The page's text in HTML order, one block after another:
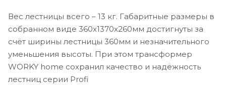
Вес лестницы всего – 13 кг. Габаритные размеры в
собранном виде 360х1370х260мм достигнуты за
счёт ширины лестницы 360мм и незначительного
уменьшения высоты. При этом трансформер
WORKY home сохранил качество и надёжность
лестниц серии Profi